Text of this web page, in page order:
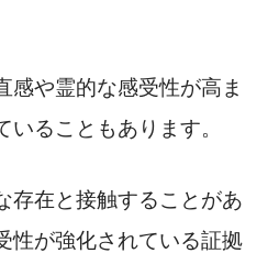
感や霊的な感受性が高ま
いることもあります。
存在と接触することがあ
性が強化されている証拠